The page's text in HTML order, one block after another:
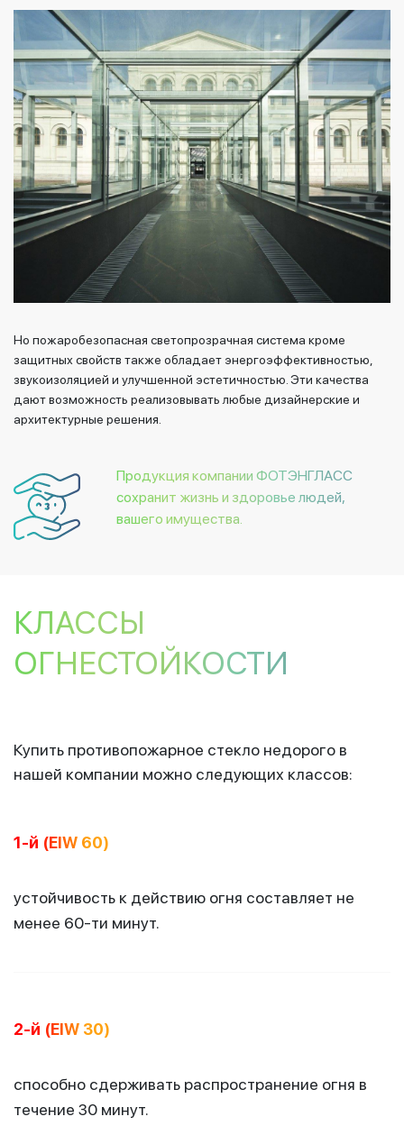
Но пожаробезопасная светопрозрачная система кроме
защитных свойств также обладает энергоэффективностью,
звукоизоляцией и улучшенной эстетичностью. Эти качества
дают возможность реализовывать любые дизайнерские и
архитектурные решения.
Продукция компании ФОТЭНГЛАСС
сохранит жизнь и здоровье людей,
вашего имущества.
КЛАССЫ
ОГНЕСТОЙКОСТИ
Купить противопожарное стекло недорого в
нашей компании можно следующих классов:
1-й (EIW 60)
устойчивость к действию огня составляет не
менее 60-ти минут.
2-й (EIW 30)
способно сдерживать распространение огня в
течение 30 минут.